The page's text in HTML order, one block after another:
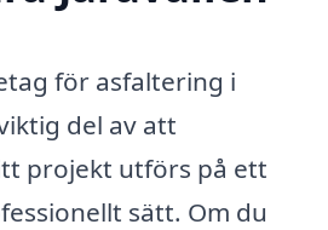
för asfaltering i
del av att
projekt utförs på ett
sätt. Om du